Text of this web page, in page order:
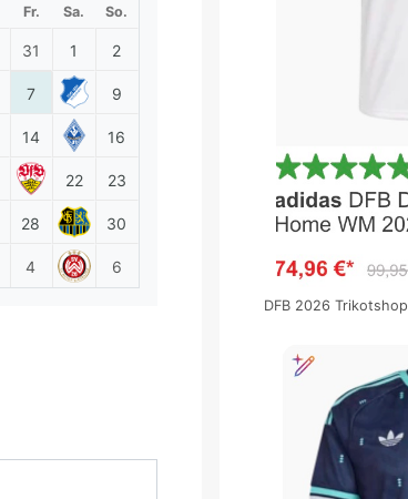
Fr. Sa. So.
31 1 2
7 9
14 16
22 23
28 30
4 6
DFB 2026 Trikotshop